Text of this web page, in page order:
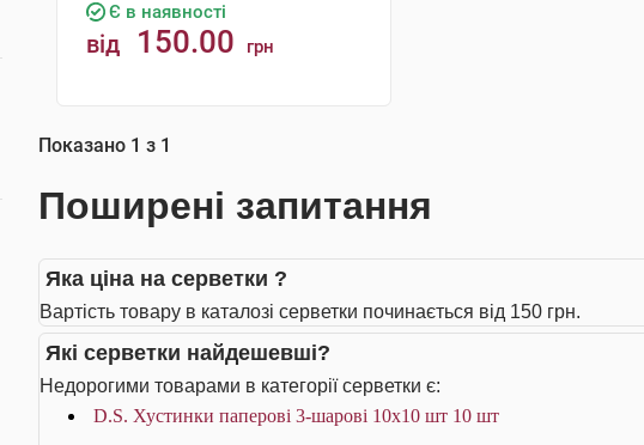
Є в наявності
від 150.00 грн
Показано 1 з 1
Поширені запитання
Яка ціна на серветки ?
Вартість товару в каталозі серветки починається від 150 грн.
Які серветки найдешевші?
Недорогими товарами в категорії серветки є:
D.S. Хустинки паперові 3-шарові 10х10 шт 10 шт